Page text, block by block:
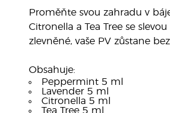
Proměňte svou zahradu v
Citronella a Tea Tree se
zlevněné, vaše PV zůstane
Obsahuje:
Peppermint 5 ml
Lavender 5 ml
Citronella 5 ml
Tea Tree 5 ml